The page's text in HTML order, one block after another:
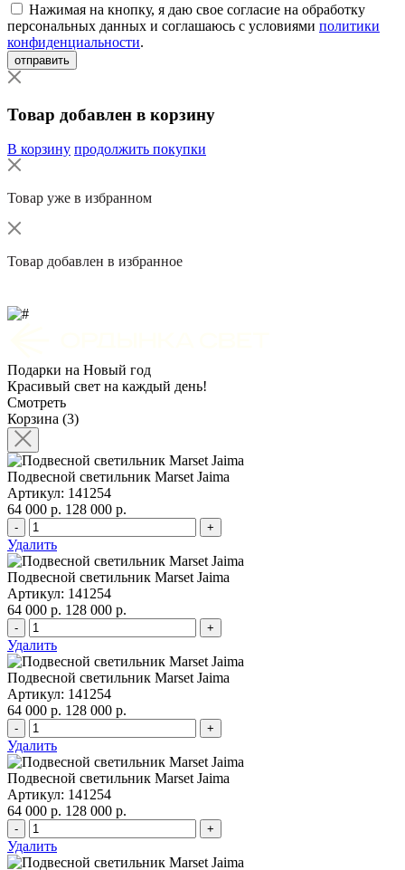
Нажимая на кнопку, я даю свое согласие на обработку
персональных данных и соглашаюсь с условиями политики
конфиденциальности.
отправить
Товар добавлен в корзину
В корзину продолжить покупки
Товар уже в избранном
Товар добавлен в избранное
Подарки на Новый год
Красивый свет на каждый день!
Смотреть
Корзина (3)
Подвесной светильник Marset Jaima
Артикул: 141254
64 000 р. 128 000 р.
- +
Удалить
Подвесной светильник Marset Jaima
Артикул: 141254
64 000 р. 128 000 р.
- +
Удалить
Подвесной светильник Marset Jaima
Артикул: 141254
64 000 р. 128 000 р.
- +
Удалить
Подвесной светильник Marset Jaima
Артикул: 141254
64 000 р. 128 000 р.
- +
Удалить